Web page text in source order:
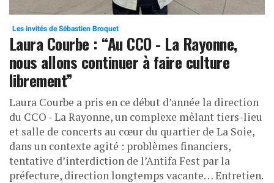
Les invités de Sébastien Broquet
Laura Courbe : “Au CCO - La Rayonne,
nous allons continuer à faire culture
librement”
Laura Courbe a pris en ce début d’année la direction
du CCO - La Rayonne, un complexe mêlant tiers-lieu
et salle de concerts au cœur du quartier de La Soie,
dans un contexte agité : problèmes financiers,
tentative d’interdiction de l’Antifa Fest par la
préfecture, direction longtemps vacante… Entretien.